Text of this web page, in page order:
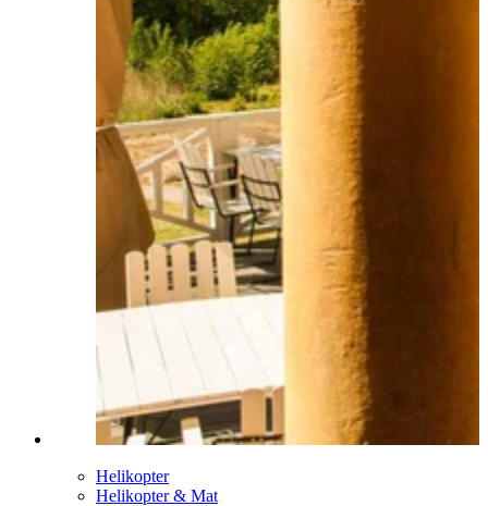
Helikopter
Helikopter & Mat